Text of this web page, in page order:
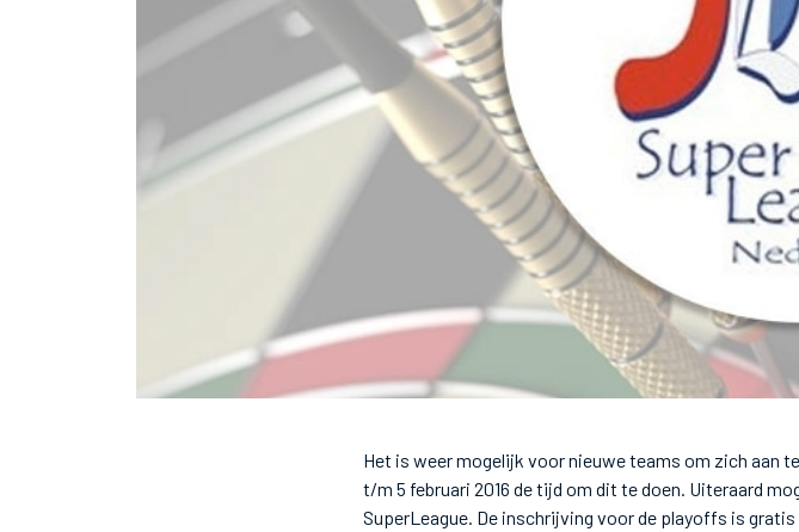
Het is weer mogelijk voor nieuwe teams om zich aan
t/m 5 februari 2016 de tijd om dit te doen. Uiteraard
SuperLeague. De inschrijving voor de playoffs is